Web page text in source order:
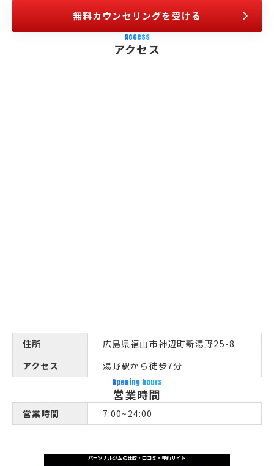
無料カウンセリングを受ける
Access
アクセス
住所
広島県福山市神辺町新湯野25-8
アクセス
湯野駅から徒歩7分
Opening hours
営業時間
営業時間 7:00~24:00
パーソナルジムの比較・口コミ・予約サイト